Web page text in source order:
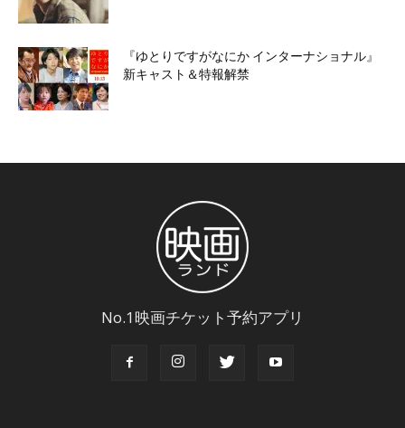
『ゆとりですがなにか インターナショナル』
新キャスト＆特報解禁
No.1映画チケット予約アプリ